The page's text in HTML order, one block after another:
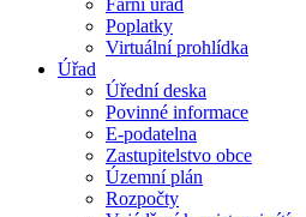
Farní úřad
Poplatky
Virtuální prohlídka
Úřad
Úřední deska
Povinné informace
E-podatelna
Zastupitelstvo obce
Územní plán
Rozpočty